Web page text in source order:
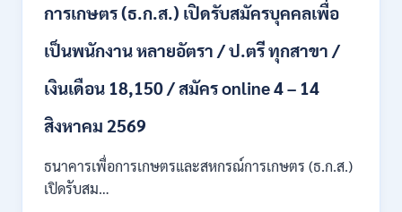
/
เดือน
21780
ไม่
ผ่าน
การเกษตร (ธ.ก.ส.) เปิดรับสมัครบุคคลเพื่อ
เป็นพนักงาน หลายอัตรา / ป.ตรี ทุกสาขา /
เงินเดือน 18,150 / สมัคร online 4 – 14
สิงหาคม 2569
ธนาคารเพื่อการเกษตรและสหกรณ์การเกษตร (ธ.ก.ส.)
เปิดรับสม…